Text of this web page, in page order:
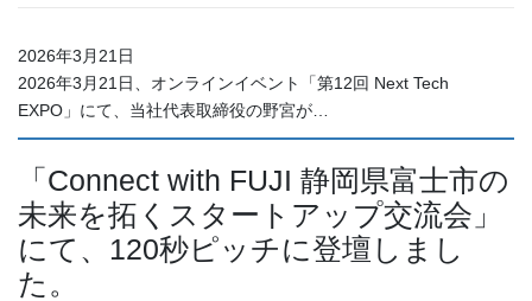
2026年3月21日
2026年3月21日、オンラインイベント「第12回 Next Tech
EXPO」にて、当社代表取締役の野宮が…
「Connect with FUJI 静岡県富士市の
未来を拓くスタートアップ交流会」
にて、120秒ピッチに登壇しまし
た。